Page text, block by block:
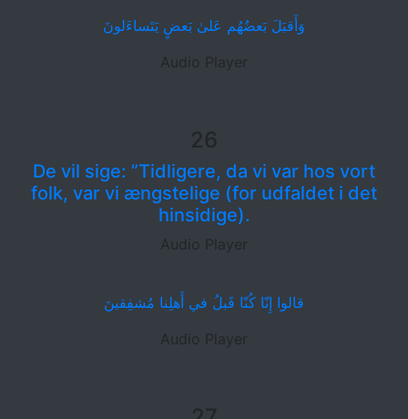
وَأَقبَلَ بَعضُهُم عَلىٰ بَعضٍ يَتَساءَلونَ
Audio Player
26
De vil sige: ”Tidligere, da vi var hos vort
folk, var vi ængstelige (for udfaldet i det
hinsidige).
Audio Player
قالوا إِنّا كُنّا قَبلُ في أَهلِنا مُشفِقينَ
Audio Player